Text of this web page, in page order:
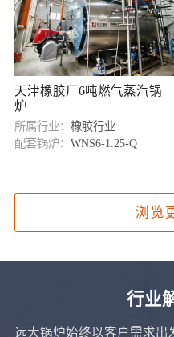
天津橡胶厂6吨燃气蒸汽锅
炉
所属行业： 橡胶行业
配套锅炉： WNS6-1.25-Q
浏览
行业
远大锅炉始终以客户需求出